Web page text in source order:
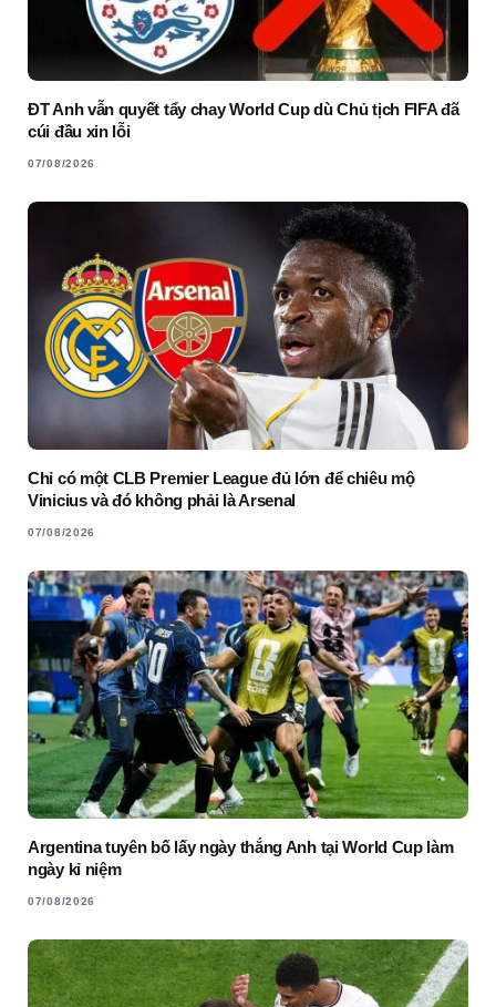
ĐT Anh vẫn quyết tẩy chay World Cup dù Chủ tịch FIFA đã
cúi đầu xin lỗi
07/08/2026
Chỉ có một CLB Premier League đủ lớn để chiêu mộ
Vinicius và đó không phải là Arsenal
07/08/2026
Argentina tuyên bố lấy ngày thắng Anh tại World Cup làm
ngày kỉ niệm
07/08/2026